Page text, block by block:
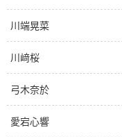
川端晃菜
川﨑桜
弓木奈於
愛宕心響